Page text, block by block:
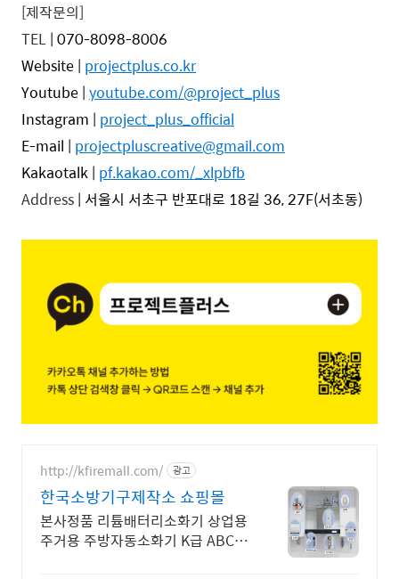
[제작문의]
TEL | 070-8098-8006
Website | projectplus.co.kr
Youtube | youtube.com/@project_plus
Instagram | project_plus_official
E-mail | projectpluscreative@gmail.com
Kakaotalk | pf.kakao.com/_xlpbfb
Address | 서울시 서초구 반포대로 18길 36, 27F(서초동)
http://kfiremall.com/ 광고
한국소방기구제작소 쇼핑몰
본사정품 리튬배터리소화기 상업용
주거용 주방자동소화기 K급 ABC분